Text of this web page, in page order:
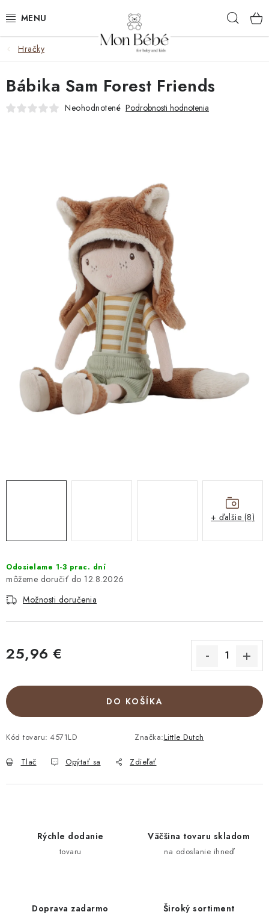
na
ZĽAVY
OBLEČENIE
VÝBAVA
DARČEKOVÉ BOXY
Všeobecné obchodné podmienky
Reklamačný poriadok
Podmienky ochrany osobných údajov a poučenie o cookies
Formulár na odstúpenie od zmluvy
Reklamačný formulár
Moja objednávka
Hračky
Odosielame 1-3 prac. dní
12.8.2026
Možnosti doručenia
25,96 €
DO KOŠÍKA
Kód tovaru: 4571LD Značka:Little Dutch
Tlač Opýtať sa Zdieľať
Bábika Sam Forest Friends
Neohodnotené Podrobnosti hodnotenia
+ ďalšie (8)
Rýchle dodanie
tovaru
Väčšina tovaru skladom
na odoslanie ihneď
Doprava zadarmo Široký sortiment